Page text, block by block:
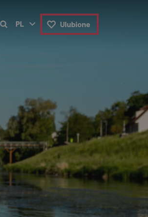
PL Ulubione